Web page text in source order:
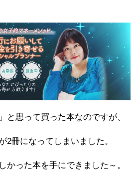
と思って買った本なのですが、
2冊になってしまいました。
かった本を手にできました～。